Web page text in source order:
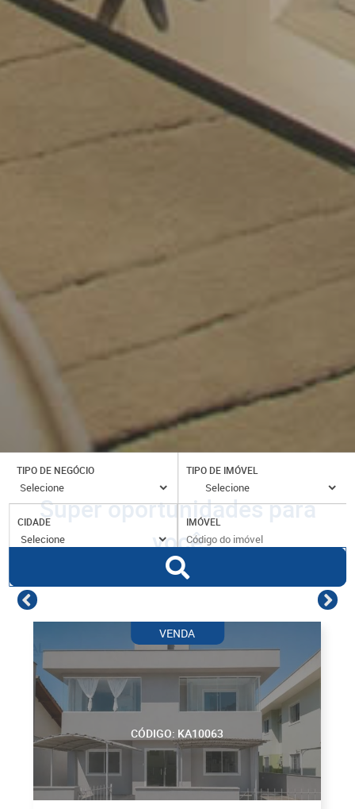
TIPO DE NEGÓCIO TIPO DE IMÓVEL
CIDADE IMÓVEL
Super oportunidades para
você
CÓDIGO: KA10063
VENDA